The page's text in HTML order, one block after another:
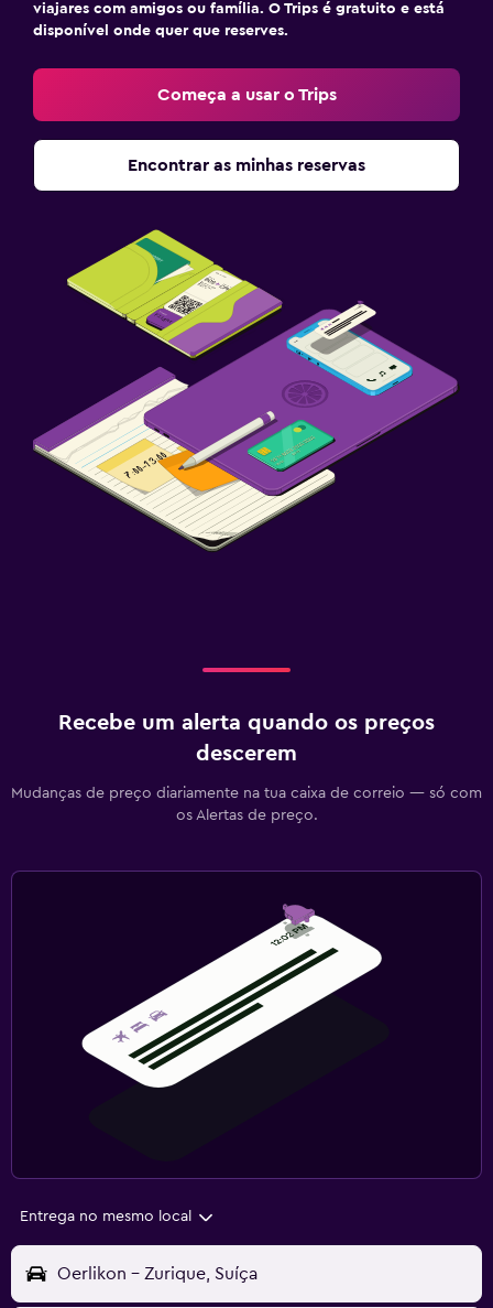
viajares com amigos ou família. O Trips é gratuito e está
disponível onde quer que reserves.
Começa a usar o Trips
Encontrar as minhas reservas
Recebe um alerta quando os preços
descerem
Mudanças de preço diariamente na tua caixa de correio — só com
os Alertas de preço.
Entrega no mesmo local
Oerlikon - Zurique, Suíça